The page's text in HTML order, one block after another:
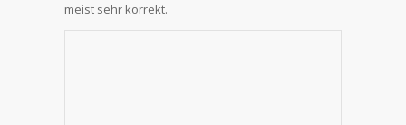
meist sehr korrekt.